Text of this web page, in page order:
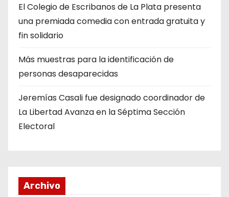
El Colegio de Escribanos de La Plata presenta
una premiada comedia con entrada gratuita y
fin solidario
Más muestras para la identificación de
personas desaparecidas
Jeremías Casali fue designado coordinador de
La Libertad Avanza en la Séptima Sección
Electoral
Archivo